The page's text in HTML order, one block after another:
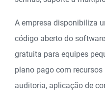
A empresa disponibiliza
código aberto do
gratuita para equipes
plano pago com
auditoria, aplicação de